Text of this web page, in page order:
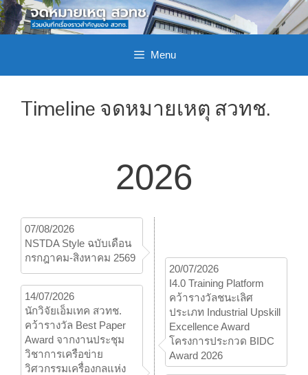
Menu
Timeline จดหมายเหตุ สวทช.
2026
07/08/2026
NSTDA Style ฉบับเดือน
กรกฎาคม-สิงหาคม 2569
20/07/2026
I4.0 Training Platform
คว้ารางวัลชนะเลิศ
ประเภท Industrial Upskill
Excellence Award
โครงการประกวด BIDC
Award 2026
14/07/2026
นักวิจัยเอ็มเทค สวทช.
คว้ารางวัล Best Paper
Award จากงานประชุม
วิชาการเครือข่าย
วิศวกรรมเครื่องกลแห่ง